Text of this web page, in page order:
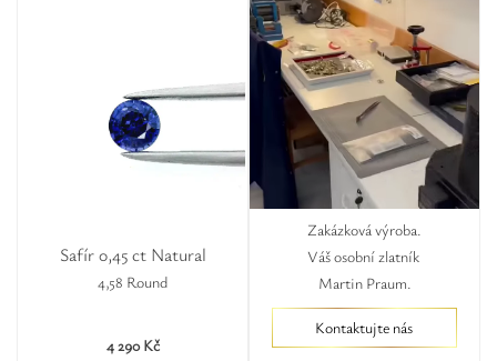
Safír 0,45 ct Natural
4,58 Round
4 290 Kč
Zakázková výroba.
Váš osobní zlatník
Martin Praum.
Kontaktujte nás